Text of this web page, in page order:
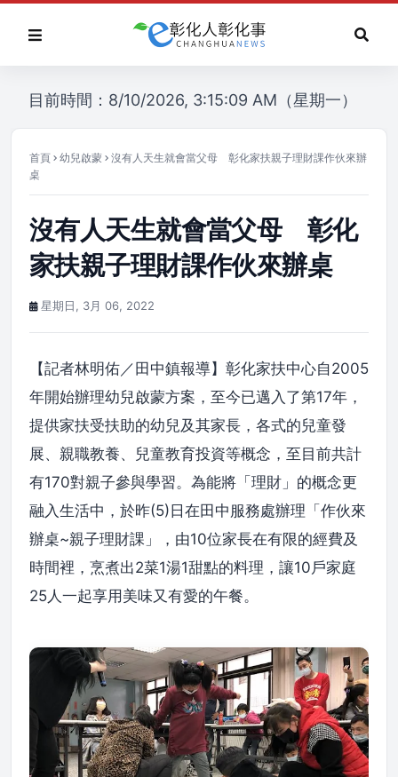
目前時間：8/10/2026, 3:15:09 AM（星期一）
首頁 幼兒啟蒙
沒有人天生就會當父母 彰化家扶親子理財課作伙來辦
桌
沒有人天生就會當父母 彰化
家扶親子理財課作伙來辦桌
星期日, 3月 06, 2022
【記者林明佑／田中鎮報導】彰化家扶中心自2005
年開始辦理幼兒啟蒙方案，至今已邁入了第17年，
提供家扶受扶助的幼兒及其家長，各式的兒童發
展、親職教養、兒童教育投資等概念，至目前共計
有170對親子參與學習。為能將「理財」的概念更
融入生活中，於昨(5)日在田中服務處辦理「作伙來
辦桌~親子理財課」，由10位家長在有限的經費及
時間裡，烹煮出2菜1湯1甜點的料理，讓10戶家庭
25人一起享用美味又有愛的午餐。